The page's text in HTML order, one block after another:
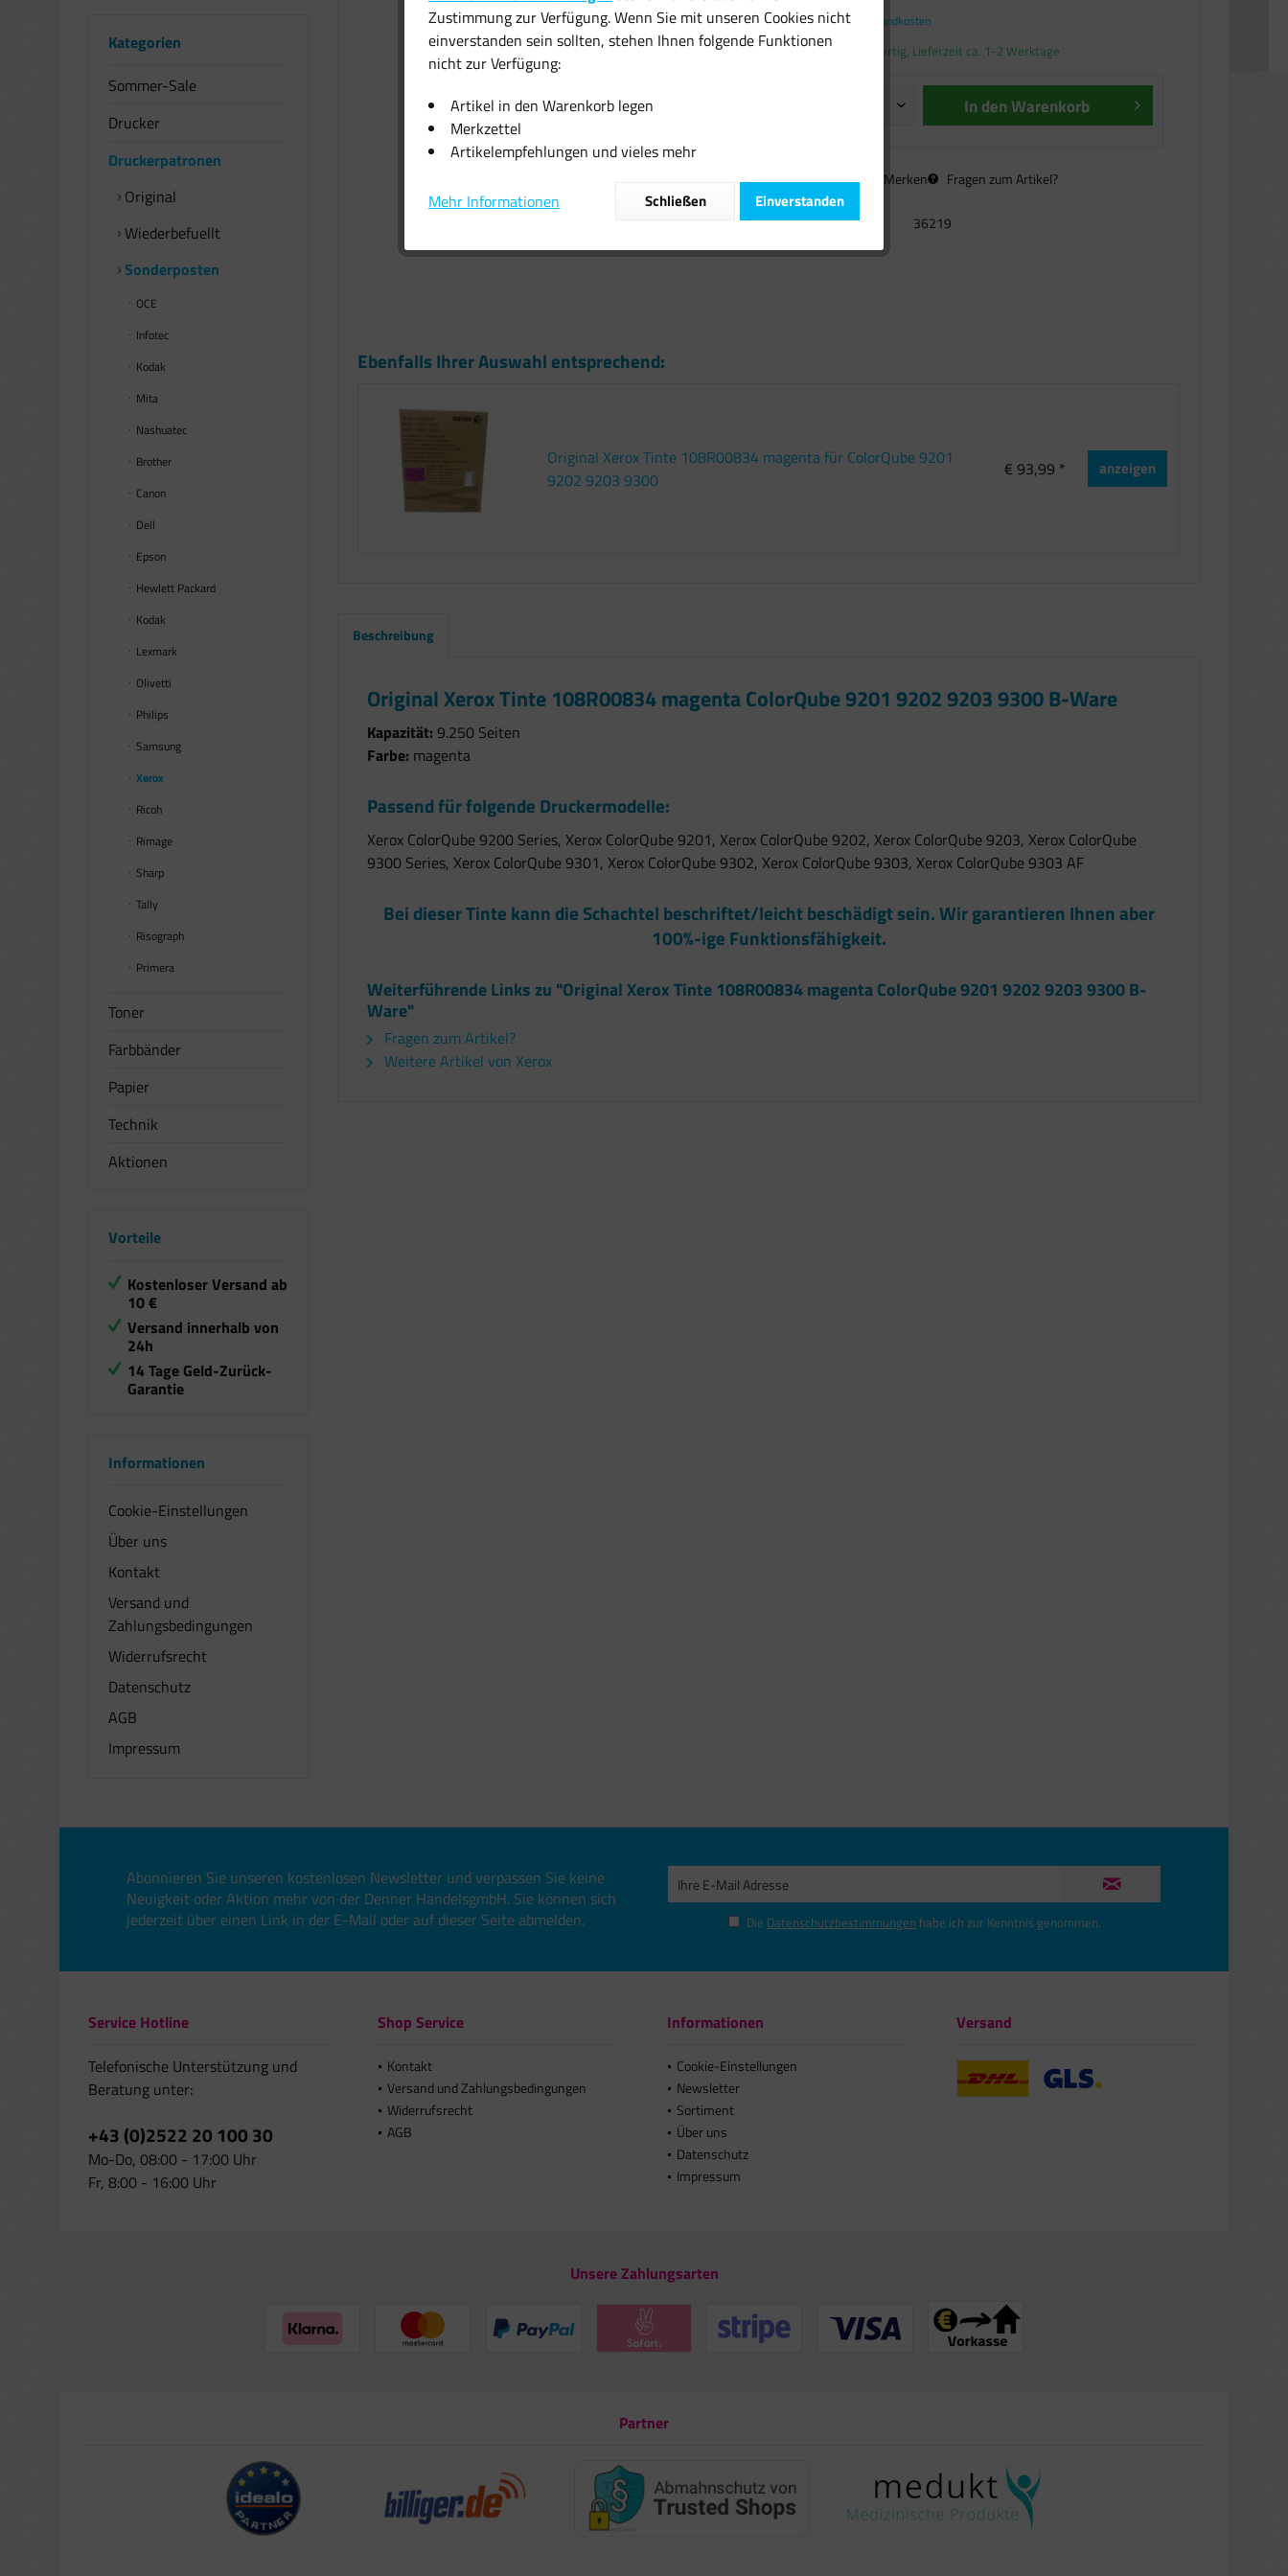
Kategorien
Sommer-Sale
Drucker
Druckerpatronen
Original
Wiederbefuellt
Sonderposten
OCE
Infotec
Kodak
Mita
Nashuatec
Brother
Canon
Dell
Epson
Hewlett Packard
Kodak
Lexmark
Olivetti
Philips
Samsung
Xerox
Ricoh
Rimage
Sharp
Tally
Risograph
Primera
Toner
Farbbänder
Papier
Technik
Aktionen
Vorteile
Kostenloser Versand ab
10 €
Versand innerhalb von
24h
14 Tage Geld-Zurück-
Garantie
Informationen
Cookie-Einstellungen
Über uns
Kontakt
Versand und
Zahlungsbedingungen
Widerrufsrecht
Datenschutz
AGB
Impressum
inkl. MwSt.zzgl. Versandkosten
Sofort versandfertig, Lieferzeit ca. 1-2 Werktage
In denWarenkorb
Vergleichen Merken Fragen zum Artikel?
Artikel-Nr.: 36219
Ebenfalls Ihrer Auswahl entsprechend:
Original Xerox Tinte 108R00834 magenta für ColorQube 9201
9202 9203 9300
€ 93,99 * anzeigen
Beschreibung
Original Xerox Tinte 108R00834 magenta ColorQube 9201 9202 9203 9300 B-Ware
Kapazität: 9.250 Seiten
Farbe: magenta
Passend für folgende Druckermodelle:
Xerox ColorQube 9200 Series, Xerox ColorQube 9201, Xerox ColorQube 9202, Xerox ColorQube 9203, Xerox ColorQube
9300 Series, Xerox ColorQube 9301, Xerox ColorQube 9302, Xerox ColorQube 9303, Xerox ColorQube 9303 AF
Bei dieser Tinte kann die Schachtel beschriftet/leicht beschädigt sein. Wir garantieren Ihnen aber
100%-ige Funktionsfähigkeit.
Weiterführende Links zu "Original Xerox Tinte 108R00834 magenta ColorQube 9201 9202 9203 9300 B-
Ware"
Fragen zum Artikel?
Weitere Artikel von Xerox
Abonnieren Sie unseren kostenlosen Newsletter und verpassen Sie keine
Neuigkeit oder Aktion mehr von der Denner HandelsgmbH. Sie können sich
jederzeit über einen Link in der E-Mail oder auf dieser Seite abmelden.
Die Datenschutzbestimmungen habe ich zur Kenntnis genommen.
Service Hotline
Telefonische Unterstützung und
Beratung unter:
+43 (0)2522 20 100 30
Mo-Do, 08:00 - 17:00 Uhr
Fr, 8:00 - 16:00 Uhr
Shop Service
Kontakt
Versand und Zahlungsbedingungen
Widerrufsrecht
AGB
Informationen
Cookie-Einstellungen
Newsletter
Sortiment
Über uns
Datenschutz
Impressum
Versand
Unsere Zahlungsarten
Partner
Zustimmung zur Verfügung. Wenn Sie mit unseren Cookies nicht
einverstanden sein sollten, stehen Ihnen folgende Funktionen
nicht zur Verfügung:
Artikel in den Warenkorb legen
Merkzettel
Artikelempfehlungen und vieles mehr
Mehr Informationen Einverstanden
Schließen